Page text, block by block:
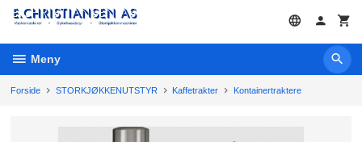
Gå
innholdet
Meny
Forside STORKJØKKENUTSTYR Kaffetrakter Kontainertraktere